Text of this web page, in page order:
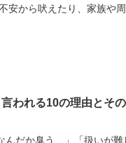
安から吠えたり、家族や周
われる10の理由とその
んだか臭う…」「扱いが難